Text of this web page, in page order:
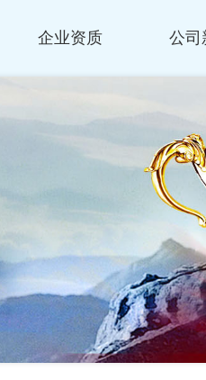
企业资质 公司